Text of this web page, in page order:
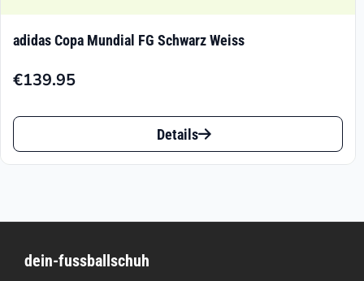
adidas Copa Mundial FG Schwarz Weiss
€139.95
Dieses
Produkt
auf.
Details
dein-fussballschuh